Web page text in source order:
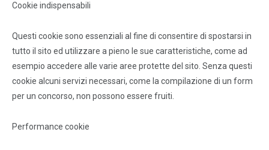
Cookie indispensabili
Questi cookie sono essenziali al fine di consentire di spostarsi in
tutto il sito ed utilizzare a pieno le sue caratteristiche, come ad
esempio accedere alle varie aree protette del sito. Senza questi
cookie alcuni servizi necessari, come la compilazione di un form
per un concorso, non possono essere fruiti.
Performance cookie